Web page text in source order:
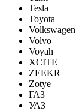
Tesla
Toyota
Volkswagen
Volvo
Voyah
XCITE
ZEEKR
Zotye
ГАЗ
УАЗ